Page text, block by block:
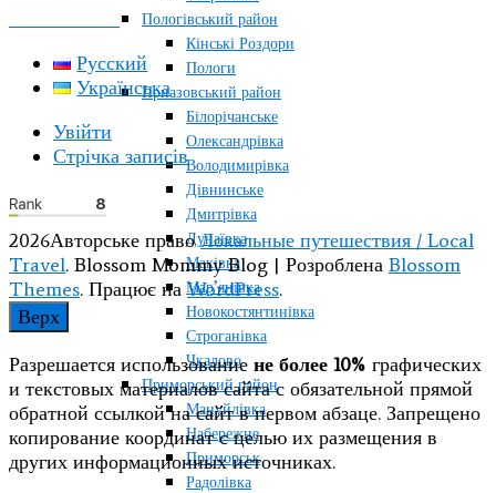
Пологівський район
Кінські Роздори
Пологи
Приазовський район
Білорічанське
Олександрівка
Володимирівка
Дівнинське
Дмитрівка
Дунаївка
Маківка
Мар’янівка
Новокостянтинівка
Строганівка
Чкалово
Приморський район
Мануйлівка
Набережне
Приморськ
Радолівка
Русский
Українська
Увійти
Стрічка записів
2026Авторське правоЛокальные путешествия / Local
Travel. Blossom Mommy Blog | Розроблена Blossom
Themes. Працює наWordPress.
Верх
Разрешается использование не более 10% графических
и текстовых материалов сайта с обязательной прямой
обратной ссылкой на сайт в первом абзаце. Запрещено
копирование координат с целью их размещения в
других информационных источниках.